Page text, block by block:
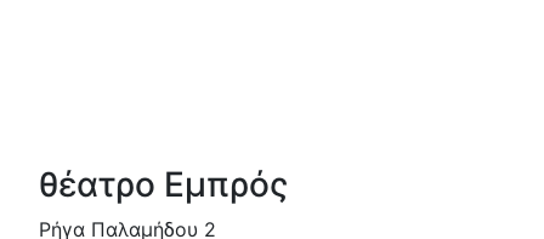
θέατρο Εμπρός
Ρήγα Παλαμήδου 2